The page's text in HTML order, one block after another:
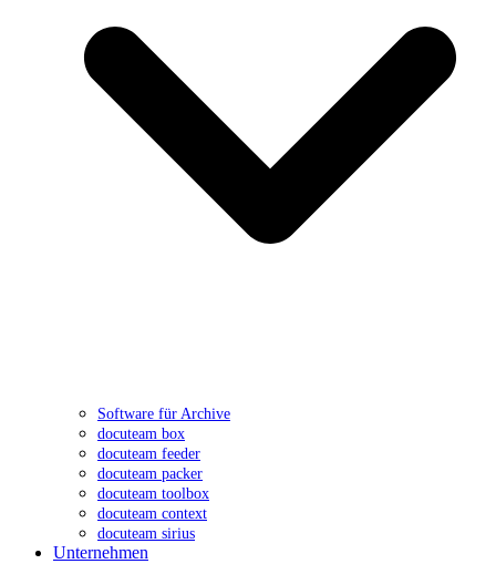
Software für Archive
docuteam box
docuteam feeder
docuteam packer
docuteam toolbox
docuteam context
docuteam sirius
Unternehmen